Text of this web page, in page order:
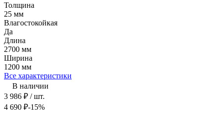
Толщина
25 мм
Влагостокойкая
Да
Длина
2700 мм
Ширина
1200 мм
Все характеристики
В наличии
3 986 ₽ / шт.
4 690 ₽-15%